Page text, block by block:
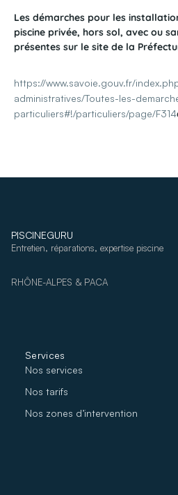
Les démarches pour les
piscine privée, hors sol, avec ou
présentes sur le site de la
https://www.savoie.gouv.fr/
administratives/Toutes-les-
particuliers#!/particuliers/page/F314
PISCINEGURU
Entretien, réparations, expertise piscine
RHÔNE-ALPES & PACA
Services
Nos services
Nos tarifs
Nos zones d’intervention